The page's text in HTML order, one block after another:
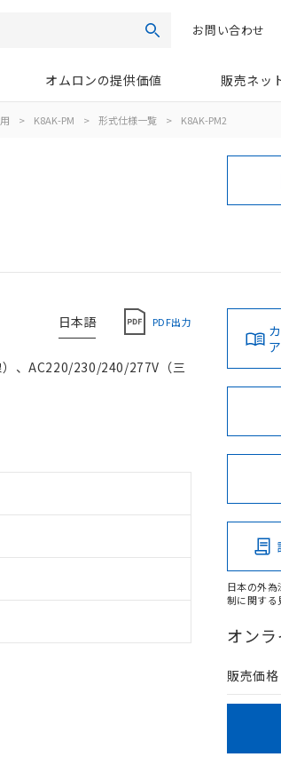
検索お問い合わせ
オムロンの提供価値 販売ネッ
> K8AK-PM > 形式仕様一覧 > K8AK-PM2
日本語 PDF出力
、AC220/230/240/277V（三
日本の外為
制に関する
オン
販売価格